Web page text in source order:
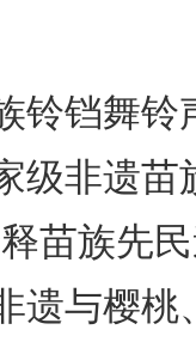
铛舞铃
级非遗苗
苗族先
遗与樱桃